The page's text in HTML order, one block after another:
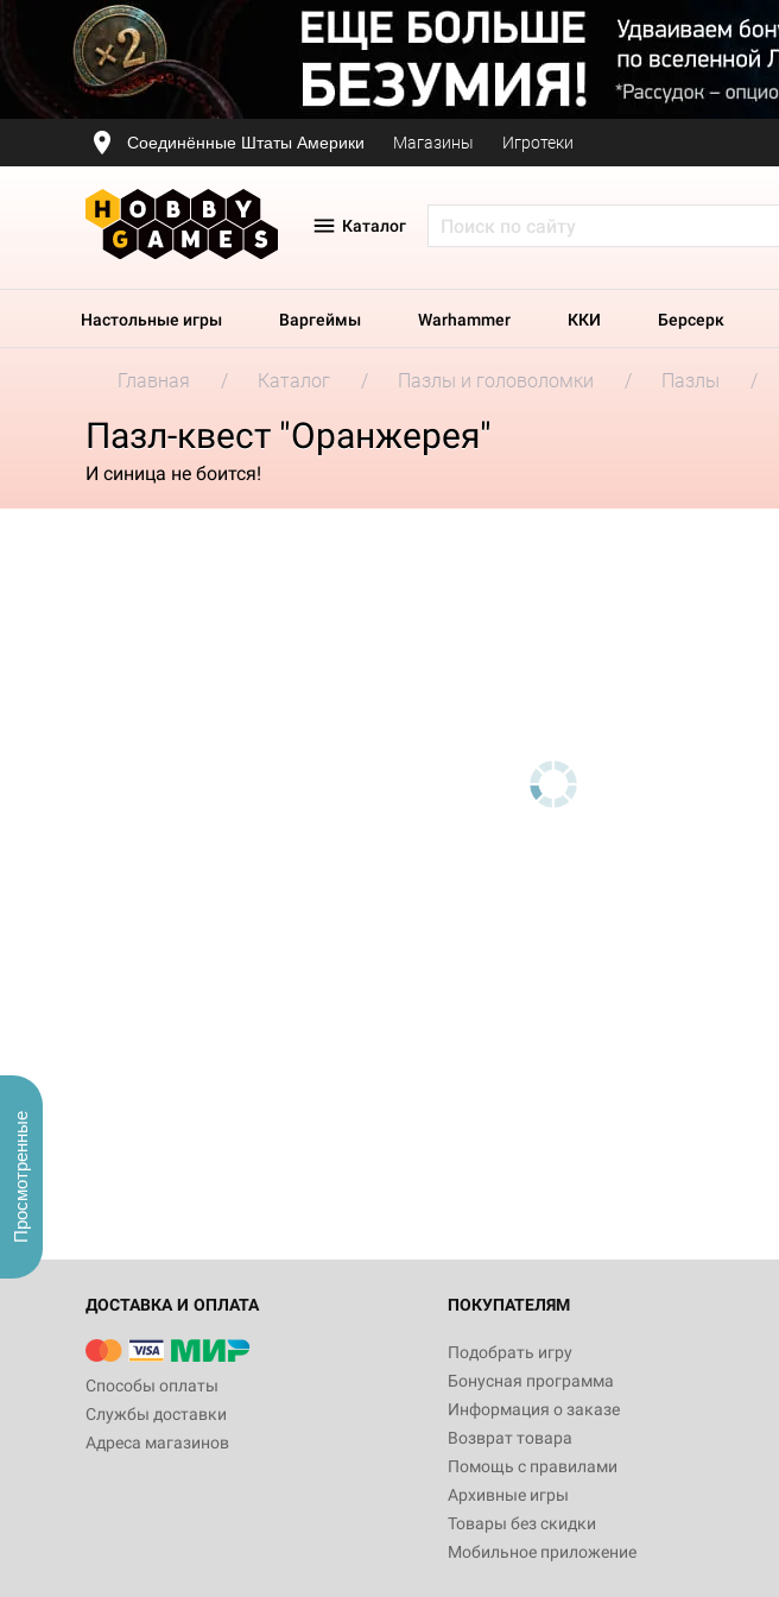
Соединённые Штаты Америки Магазины Игротеки
Каталог
Настольные игры Варгеймы Warhammer ККИ Берсерк
Главная Каталог Пазлы и головоломки Пазлы
Пазл-квест "Оранжерея"
И синица не боится!
ДОСТАВКА И ОПЛАТА
Способы оплаты
Службы доставки
Адреса магазинов
ПОКУПАТЕЛЯМ
Подобрать игру
Бонусная программа
Информация о заказе
Возврат товара
Помощь с правилами
Архивные игры
Товары без скидки
Мобильное приложение
Просмотренные